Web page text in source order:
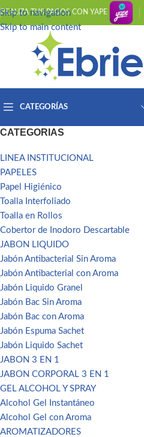
Skip to navigation
Skip to main content
REALIZA TUS PAGOS CON YAPE
CATEGORÍAS
CATEGORIAS
LINEA INSTITUCIONAL
PAPELES
Papel Higiénico
Toalla Interfoliado
Toalla en Rollos
Cobertor de Inodoro Descartable
JABON LIQUIDO
Jabón Antibacterial Sin Aroma
Jabón Antibacterial con Aroma
Jabón Liquido Granel
Jabón Bac Sin Aroma
Jabón Bac con Aroma
Jabón Espuma Sachet
Jabón Liquido Sachet
JABON 3 EN 1
JABON CORPORAL 3 EN 1
GEL ALCOHOL Y SPRAY
Alcohol Gel Instantáneo
Alcohol Gel con Aroma
AROMATIZADORES